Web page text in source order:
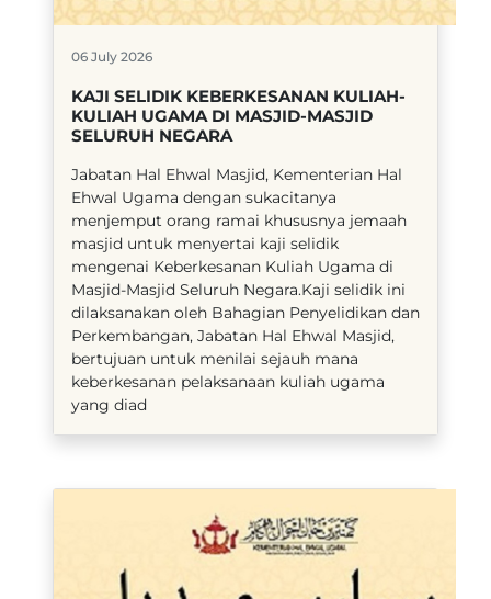
06 July 2026
KAJI SELIDIK KEBERKESANAN KULIAH-
KULIAH UGAMA DI MASJID-MASJID
SELURUH NEGARA
​Jabatan Hal Ehwal Masjid, Kementerian Hal
Ehwal Ugama dengan sukacitanya
menjemput orang ramai khususnya jemaah
masjid untuk menyertai kaji selidik
mengenai Keberkesanan Kuliah Ugama di
Masjid-Masjid Seluruh Negara.Kaji selidik ini
dilaksanakan oleh Bahagian Penyelidikan dan
Perkembangan, Jabatan Hal Ehwal Masjid,
bertujuan untuk menilai sejauh mana
keberkesanan pelaksanaan kuliah ugama
yang diad